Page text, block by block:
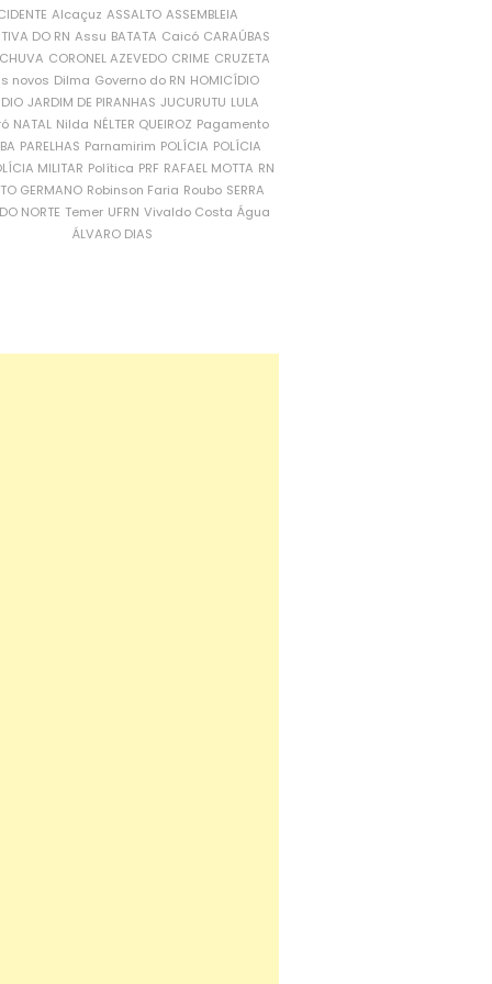
Alcaçuz ASSALTO ASSEMBLEIA
DO RN Assu BATATA Caicó CARAÚBAS
CORONEL AZEVEDO CRIME CRUZETA
novos Dilma Governo do RN HOMICÍDIO
JARDIM DE PIRANHAS JUCURUTU LULA
NATAL Nilda NÉLTER QUEIROZ Pagamento
PARELHAS Parnamirim POLÍCIA POLÍCIA
MILITAR Política PRF RAFAEL MOTTA RN
GERMANO Robinson Faria Roubo SERRA
NORTE Temer UFRN Vivaldo Costa Água
ÁLVARO DIAS